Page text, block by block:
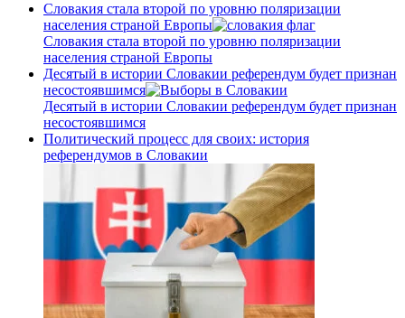
Словакия стала второй по уровню поляризации
населения страной Европы
Словакия стала второй по уровню поляризации
населения страной Европы
Десятый в истории Словакии референдум будет признан
несостоявшимся
Десятый в истории Словакии референдум будет признан
несостоявшимся
Политический процесс для своих: история
референдумов в Словакии